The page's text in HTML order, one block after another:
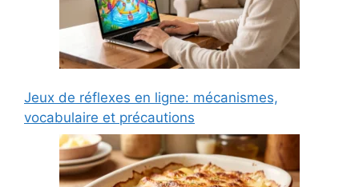
Jeux de réflexes en ligne: mécanismes,
vocabulaire et précautions